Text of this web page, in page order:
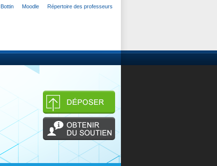
Bottin Moodle Répertoire des professeurs